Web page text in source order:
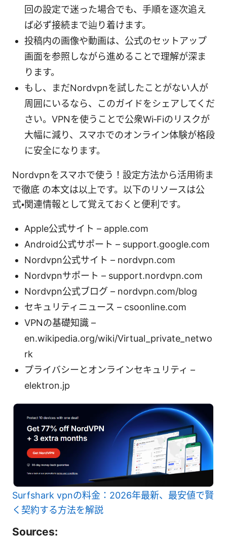
回の設定で迷った場合でも、手順を逐次追え
ば必ず接続まで辿り着けます。
投稿内の画像や動画は、公式のセットアップ
画面を参照しながら進めることで理解が深ま
ります。
もし、まだNordvpnを試したことがない人が
周囲にいるなら、このガイドをシェアしてくだ
さい。VPNを使うことで公衆Wi‑Fiのリスクが
大幅に減り、スマホでのオンライン体験が格段
に安全になります。
Nordvpnをスマホで使う！設定方法から活用術ま
で徹底 の本文は以上です。以下のリソースは公
式・関連情報として覚えておくと便利です。
Apple公式サイト – apple.com
Android公式サポート – support.google.com
Nordvpn公式サイト – nordvpn.com
Nordvpnサポート – support.nordvpn.com
Nordvpn公式ブログ – nordvpn.com/blog
セキュリティニュース – csoonline.com
VPNの基礎知識 –
en.wikipedia.org/wiki/Virtual_private_netwo
rk
プライバシーとオンラインセキュリティ –
elektron.jp
Surfshark vpnの料金：2026年最新、最安値で賢
く契約する方法を解説
Sources: